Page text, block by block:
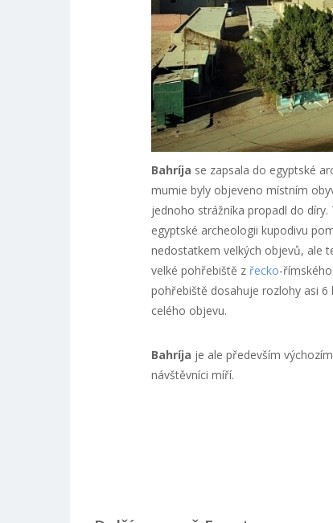
Bahríja se zapsala do egyptské
mumie byly objeveno místním
jednoho strážníka propadl do
egyptské archeologii kupodivu
nedostatkem velkých objevů, ale
velké pohřebiště z řecko-
pohřebiště dosahuje rozlohy asi 6
celého objevu.
Bahríja je ale především
návštěvníci míří.